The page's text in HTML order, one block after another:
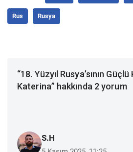
Rus Rusya
“18. Yüzyıl Rusya’sının Güçlü
Katerina” hakkında 2 yorum
S.H